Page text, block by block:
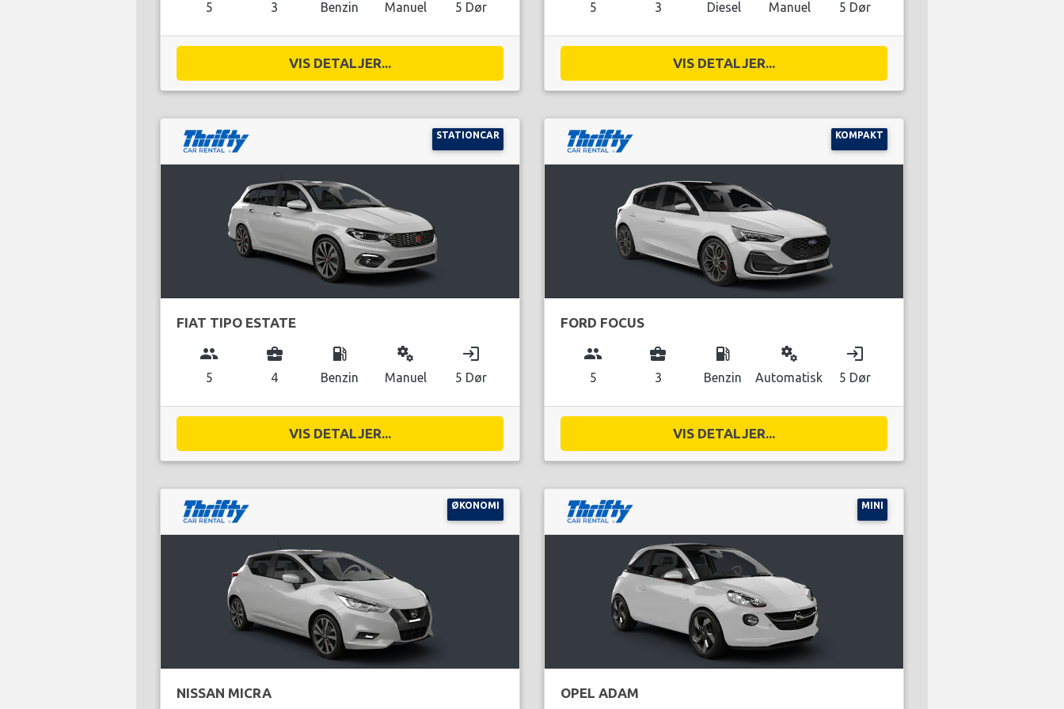
5 3 Benzin Manuel 5 Dør
VIS DETALJER...
5 3 Diesel Manuel 5 Dør
VIS DETALJER...
STATIONCAR
FIAT TIPO ESTATE
group
5
business_center
4
local_gas_station
Benzin
miscellaneous_services
Manuel
login
5 Dør
VIS DETALJER...
KOMPAKT
FORD FOCUS
group
5
business_center
3
local_gas_station
Benzin
miscellaneous_services
Automatisk
login
5 Dør
VIS DETALJER...
ØKONOMI
NISSAN MICRA
MINI
OPEL ADAM